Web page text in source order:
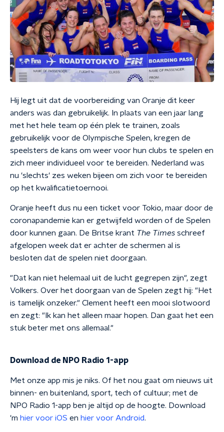
Hij legt uit dat de voorbereiding van Oranje dit keer
anders was dan gebruikelijk. In plaats van een jaar lang
met het hele team op één plek te trainen, zoals
gebruikelijk voor de Olympische Spelen, kregen de
speelsters de kans om weer voor hun clubs te spelen en
zich meer individueel voor te bereiden. Nederland was
nu 'slechts' zes weken bijeen om zich voor te bereiden
op het kwalificatietoernooi.
Oranje heeft dus nu een ticket voor Tokio, maar door de
coronapandemie kan er getwijfeld worden of de Spelen
door kunnen gaan. De Britse krant The Times schreef
afgelopen week dat er achter de schermen al is
besloten dat de spelen niet doorgaan.
"Dat kan niet helemaal uit de lucht gegrepen zijn", zegt
Volkers. Over het doorgaan van de Spelen zegt hij: "Het
is tamelijk onzeker." Clement heeft een mooi slotwoord
en zegt: "Ik kan het alleen maar hopen. Dan gaat het een
stuk beter met ons allemaal."
Download de NPO Radio 1-app
Met onze app mis je niks. Of het nou gaat om nieuws uit
binnen- en buitenland, sport, tech of cultuur; met de
NPO Radio 1-app ben je altijd op de hoogte. Download
'm hier voor iOS en hier voor Android.